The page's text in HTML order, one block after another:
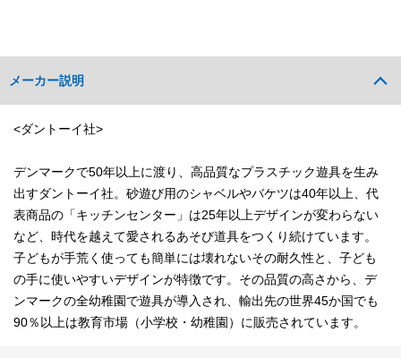
メーカー説明
<ダントーイ社>
デンマークで50年以上に渡り、高品質なプラスチック遊具を生み
出すダントーイ社。砂遊び用のシャベルやバケツは40年以上、代
表商品の「キッチンセンター」は25年以上デザインが変わらない
など、時代を越えて愛されるあそび道具をつくり続けています。
子どもが手荒く使っても簡単には壊れないその耐久性と、子ども
の手に使いやすいデザインが特徴です。その品質の高さから、デ
ンマークの全幼稚園で遊具が導入され、輸出先の世界45か国でも
90％以上は教育市場（小学校・幼稚園）に販売されています。